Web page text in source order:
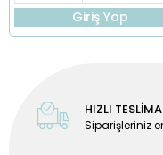
Giriş Yap
HIZLI
Siparişleriniz